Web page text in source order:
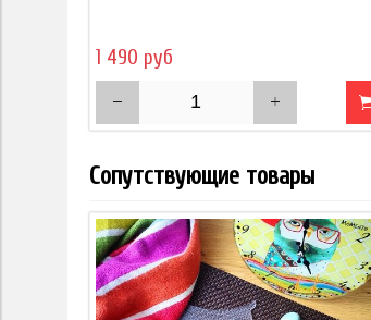
1 490 руб
Сопутствующие товары